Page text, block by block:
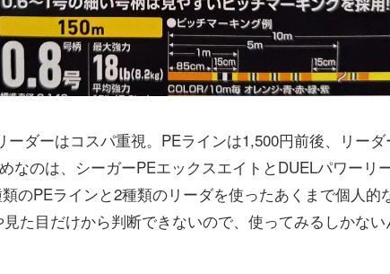
ーダーはコスパ重視。PEラインは1,500円前後、リー
なのは、シーガーPEエックスエイトとDUELパワーリ
のPEラインと2種類のリーダを使ったあくまで個人的
た目だけから判断できないので、使ってみるしかな